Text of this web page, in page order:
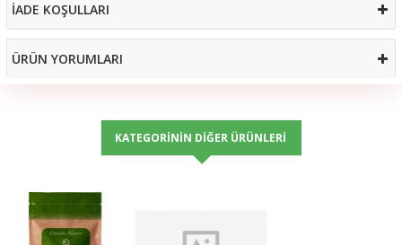
İADE KOŞULLARI
ÜRÜN YORUMLARI
KATEGORININ DIĞER ÜRÜNLERI